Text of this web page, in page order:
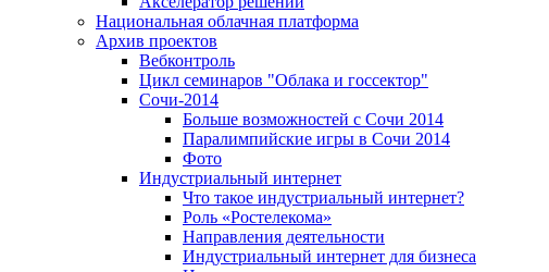
Национальная облачная платформа
Архив проектов
Вебконтроль
Цикл семинаров "Облака и госсектор"
Сочи-2014
Больше возможностей с Сочи 2014
Паралимпийские игры в Сочи 2014
Фото
Индустриальный интернет
Что такое индустриальный интернет?
Роль «Ростелекома»
Направления деятельности
Индустриальный интернет для бизнеса